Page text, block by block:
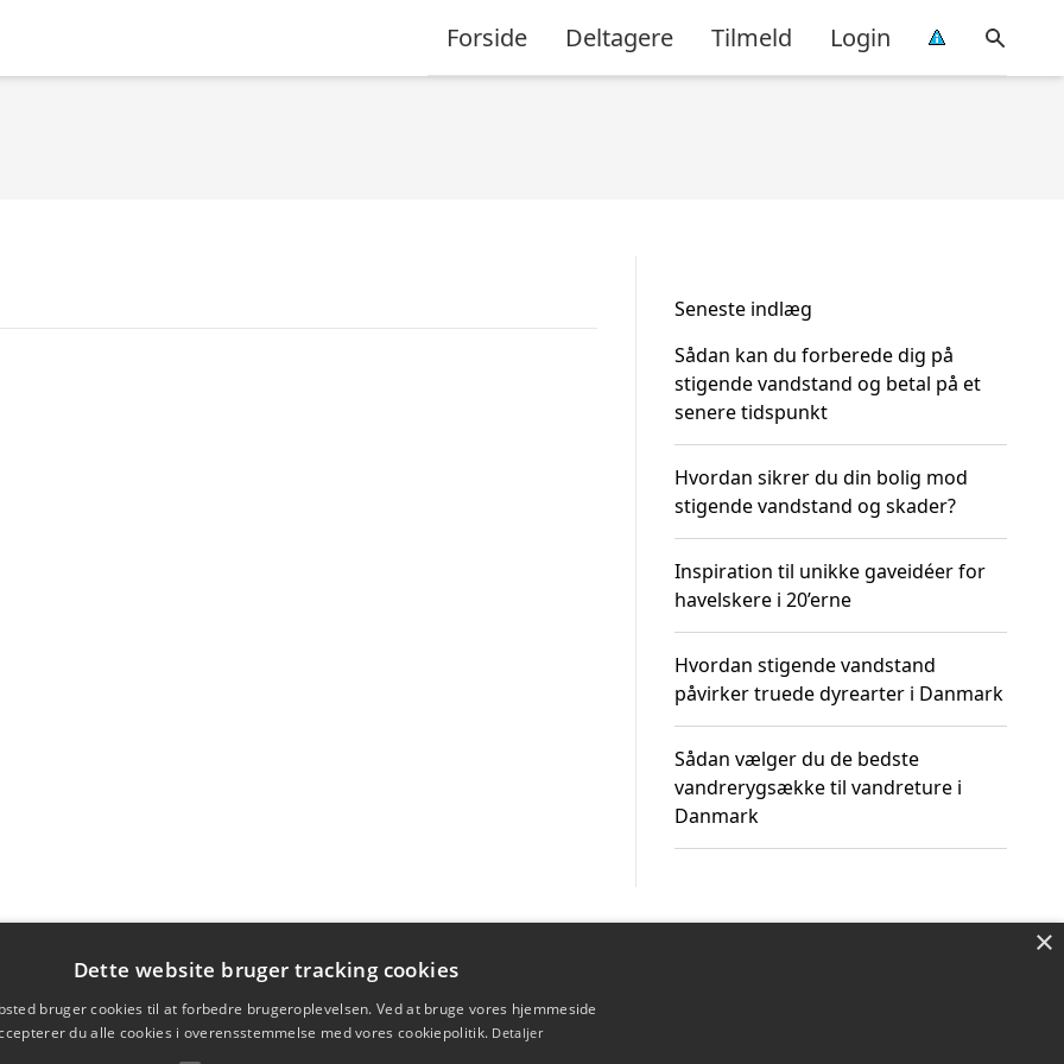
Forside Deltagere Tilmeld Login
Seneste indlæg
Sådan kan du forberede dig på
stigende vandstand og betal på et
senere tidspunkt
Hvordan sikrer du din bolig mod
stigende vandstand og skader?
Inspiration til unikke gaveidéer for
havelskere i 20’erne
Hvordan stigende vandstand
påvirker truede dyrearter i Danmark
Sådan vælger du de bedste
vandrerygsække til vandreture i
Danmark
×
Dette website bruger tracking cookies
bruger cookies til at forbedre brugeroplevelsen. Ved at bruge vores hjemmeside
du alle cookies i overensstemmelse med vores cookiepolitik. Detaljer